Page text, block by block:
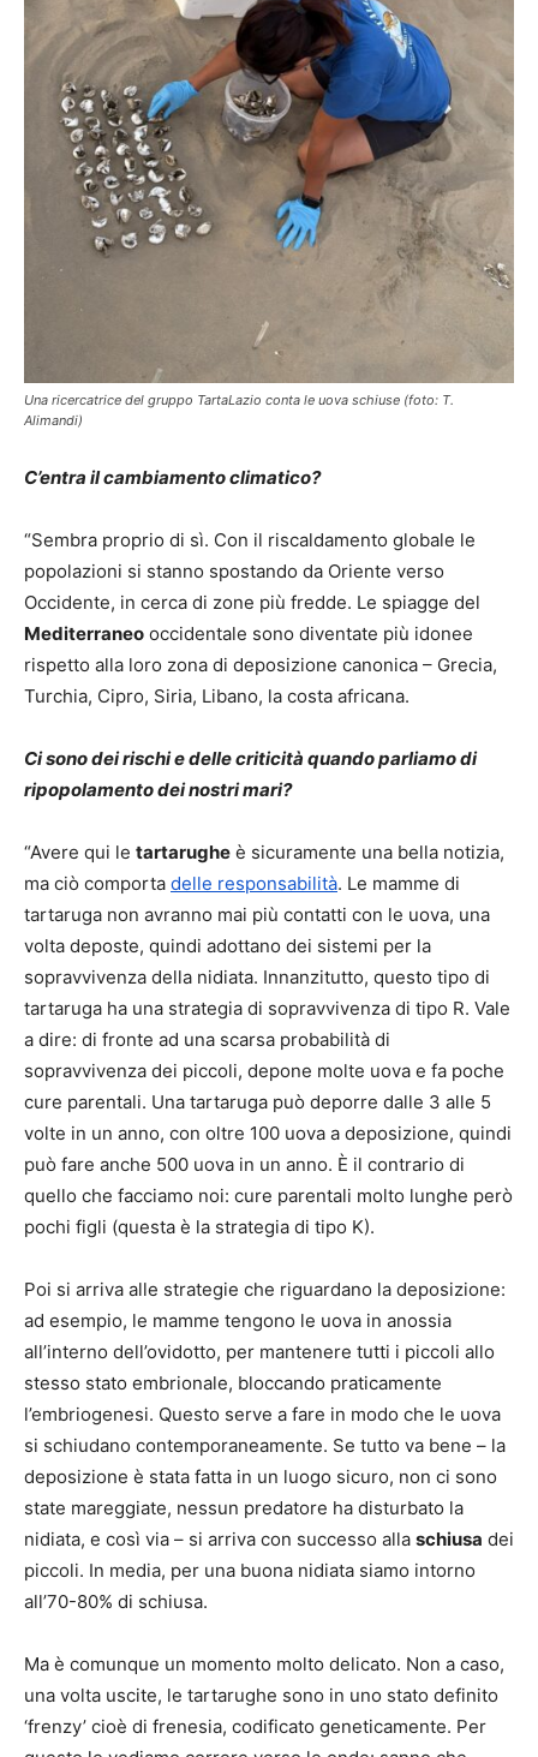
Una ricercatrice del gruppo TartaLazio conta le uova schiuse (foto: T.
Alimandi)
C’entra il cambiamento climatico?
“Sembra proprio di sì. Con il riscaldamento globale le
popolazioni si stanno spostando da Oriente verso
Occidente, in cerca di zone più fredde. Le spiagge del
Mediterraneo occidentale sono diventate più idonee
rispetto alla loro zona di deposizione canonica – Grecia,
Turchia, Cipro, Siria, Libano, la costa africana.
Ci sono dei rischi e delle criticità quando parliamo di
ripopolamento dei nostri mari?
“Avere qui le tartarughe è sicuramente una bella notizia,
ma ciò comporta delle responsabilità. Le mamme di
tartaruga non avranno mai più contatti con le uova, una
volta deposte, quindi adottano dei sistemi per la
sopravvivenza della nidiata. Innanzitutto, questo tipo di
tartaruga ha una strategia di sopravvivenza di tipo R. Vale
a dire: di fronte ad una scarsa probabilità di
sopravvivenza dei piccoli, depone molte uova e fa poche
cure parentali. Una tartaruga può deporre dalle 3 alle 5
volte in un anno, con oltre 100 uova a deposizione, quindi
può fare anche 500 uova in un anno. È il contrario di
quello che facciamo noi: cure parentali molto lunghe però
pochi figli (questa è la strategia di tipo K).
Poi si arriva alle strategie che riguardano la deposizione:
ad esempio, le mamme tengono le uova in anossia
all’interno dell’ovidotto, per mantenere tutti i piccoli allo
stesso stato embrionale, bloccando praticamente
l’embriogenesi. Questo serve a fare in modo che le uova
si schiudano contemporaneamente. Se tutto va bene – la
deposizione è stata fatta in un luogo sicuro, non ci sono
state mareggiate, nessun predatore ha disturbato la
nidiata, e così via – si arriva con successo alla schiusa dei
piccoli. In media, per una buona nidiata siamo intorno
all’70-80% di schiusa.
Ma è comunque un momento molto delicato. Non a caso,
una volta uscite, le tartarughe sono in uno stato definito
‘frenzy’ cioè di frenesia, codificato geneticamente. Per